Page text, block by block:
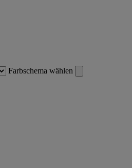
Farbschema wählen